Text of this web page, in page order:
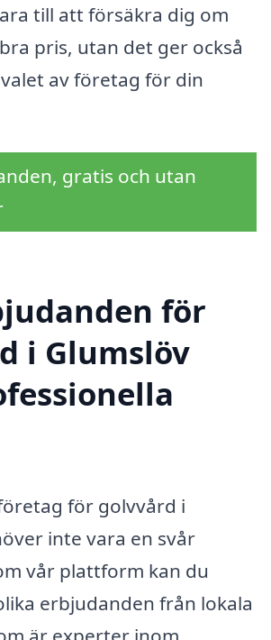
till att försäkra dig om
pris, utan det ger också
av företag för din
gratis och utan
för
i Glumslöv
för golvvård i
inte vara en svår
vår plattform kan du
erbjudanden från lokala